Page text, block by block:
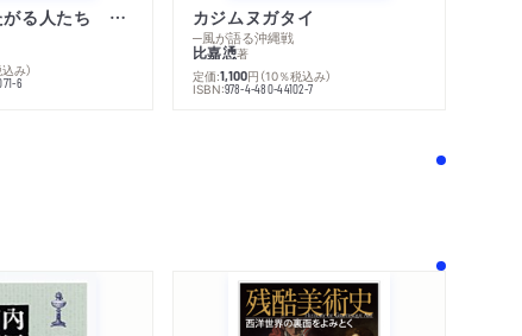
不幸になりたがる人たち 増補新版
み）
6
カジムヌガタイ
─風が語る沖縄戦
比嘉慂著
定価:1,100円 （10％税込み）
ISBN:978-4-480-44102-7